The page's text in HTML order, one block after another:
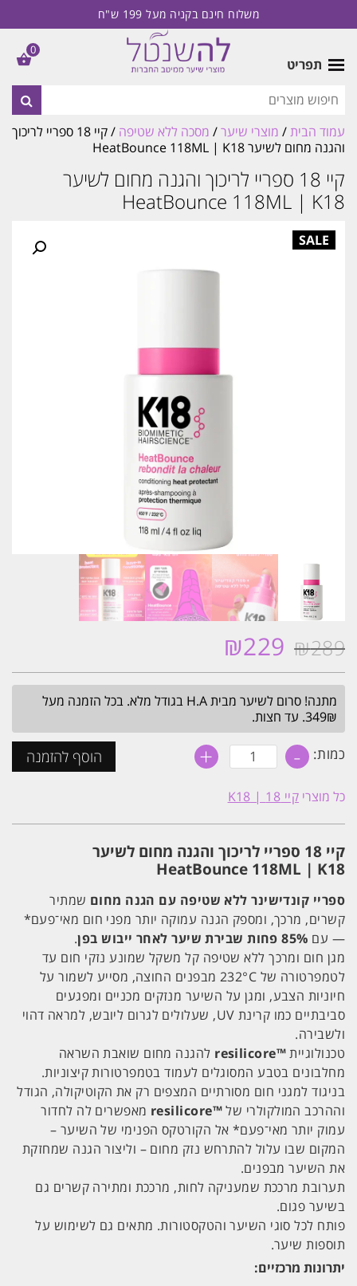
משלוח חינם בקניה מעל 199 ש"ח
תפריט
עמוד הבית/ מוצרי שיער/ מסכה ללא שטיפה
/ קיי 18 ספריי לריכוך
והגנה מחום לשיער HeatBounce 118ML | K18
קיי 18 ספריי לריכוך והגנה מחום לשיער
HeatBounce 118ML | K18
₪289
המחיר
היה:
₪289.
₪229
הוא:
₪229. מתנה! סרום לשיער מבית H.A בגודל מלא. בכל הזמנה מעל
349₪. עד חצות.
כמות: - כמות
של
18
ספריי
והגנה
לשיער
HeatBounce
118ML
K18
+ הוסף להזמנה
כל מוצרי קיי 18 | K18
קיי 18 ספריי לריכוך והגנה מחום לשיער
HeatBounce 118ML | K18
ספריי קונדישינר ללא שטיפה עם הגנה מחום שמתיר
קשרים, מרכך, ומספק הגנה עמוקה יותר מפני חום מאי־פעם*
— עם 85% פחות שבירת שיער לאחר ייבוש בפן
.
מגן חום ומרכך ללא שטיפה קל משקל שמונע נזקי חום עד
לטמפרטורה של ‎232°C מבפנים החוצה, מסייע לשמור על
חיוניות הצבע, ומגן על השיער מנזקים מכניים ומפגעים
סביבתיים כמו קרינת UV, שעלולים לגרום ליובש, למראה דהוי
ולשבירה.
טכנולוגיית™
resilicore להגנה מחום שואבת השראה
מחלבונים בטבע המסוגלים לעמוד בטמפרטורות קיצוניות.
בניגוד למגני חום מסורתיים המצפים רק את הקוטיקולה, הגודל
וההרכב המולקולרי של™
resilicore מאפשרים לה לחדור
עמוק יותר מאי־פעם* אל הקורטקס הפנימי של השיער –
המקום שבו עלול להתרחש נזק מחום – וליצור הגנה שמחזקת
את השיער מבפנים.
תערובת מרככת שמעניקה לחות, מרככת ומתירה קשרים גם
בשיער פגום.
פותח לכל סוגי השיער והטקסטורות. מתאים גם לשימוש על
תוספות שיער.
יתרונות מרכזיים:
0